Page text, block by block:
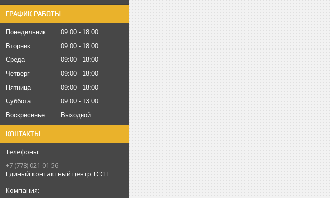
ГРАФИК РАБОТЫ
Понедельник 09:00
18:00
Вторник
09:00
18:00
Среда
09:00
18:00
Четверг
09:00
18:00
Пятница
09:00
18:00
Суббота
09:00
13:00
Воскресенье
Выходной
КОНТАКТЫ
+7 (778) 021-01-56
Единый контактный центр ТССП